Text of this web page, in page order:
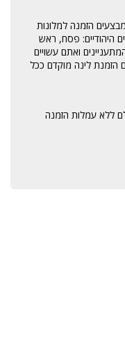
הזמנה למלונות
היהודיים: פסח, ראש
ואתם עשויים
הזמנת לינה מוקדם ככל
ללא עמלות הזמנה